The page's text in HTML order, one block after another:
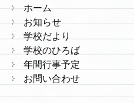
ホーム
お知らせ
学校だより
学校のひろば
年間行事予定
お問い合わせ